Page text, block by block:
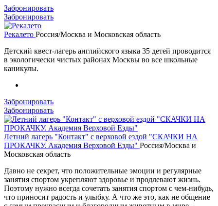
Забронировать
Забронировать
Рекалето Россия/Москва и Московская область
Детский квест-лагерь английского языка 35 детей проводится
в экологически чистых районах Москвы во все школьные
каникулы.
Забронировать
Забронировать
Летний лагерь "Контакт" с верховой ездой "СКАЧКИ НА
ПРОКАЧКУ. Академия Верховой Езды" Россия/Москва и
Московская область
Давно не секрет, что положительные эмоции и регулярные
занятия спортом укрепляют здоровье и продлевают жизнь.
Поэтому нужно всегда сочетать занятия спортом с чем-нибудь,
что приносит радость и улыбку. А что же это, как не общение